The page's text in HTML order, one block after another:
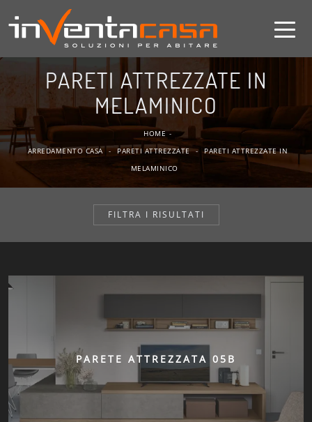
PARETI ATTREZZATE IN
MELAMINICO
HOME -
ARREDAMENTO CASA - PARETI ATTREZZATE - PARETI ATTREZZATE IN
MELAMINICO
FILTRA I RISULTATI
PARETE ATTREZZATA 05B